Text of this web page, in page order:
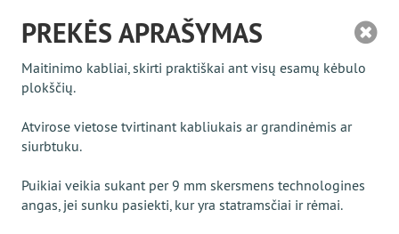
PREKĖS APRAŠYMAS
Maitinimo kabliai, skirti praktiškai ant visų esamų kėbulo
plokščių.
Atvirose vietose tvirtinant kabliukais ar grandinėmis ar
siurbtuku.
Puikiai veikia sukant per 9 mm skersmens technologines
angas, jei sunku pasiekti, kur yra statramsčiai ir rėmai.